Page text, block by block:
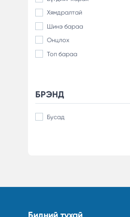
Хямдралтай
Шинэ бараа
Онцлох
Топ бараа
БРЭНД
Бусад